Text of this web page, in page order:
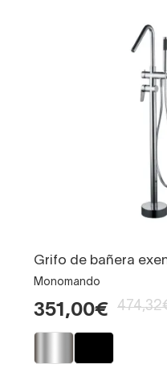
Grifo de bañera
Monomando
351,00€